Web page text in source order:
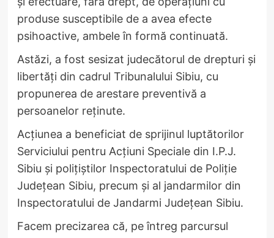
produse susceptibile de a avea efecte
psihoactive, ambele în formă continuată.
Astăzi, a fost sesizat judecătorul de drepturi și
libertăți din cadrul Tribunalului Sibiu, cu
propunerea de arestare preventivă a
persoanelor reținute.
Acțiunea a beneficiat de sprijinul luptătorilor
Serviciului pentru Acțiuni Speciale din I.P.J.
Sibiu și polițiștilor Inspectoratului de Poliție
Județean Sibiu, precum și al jandarmilor din
Inspectoratului de Jandarmi Județean Sibiu.
Facem precizarea că, pe întreg parcursul